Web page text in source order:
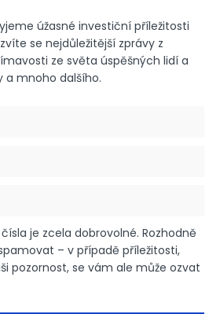
úžasné investiční příležitosti
se nejdůležitější zprávy z
ze světa úspěšných lidí a
a mnoho dalšího.
je zcela dobrovolné. Rozhodně
– v případě příležitosti,
pozornost, se vám ale může ozvat